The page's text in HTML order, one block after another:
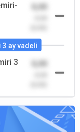
0,00
ay vadeli
3
0,00